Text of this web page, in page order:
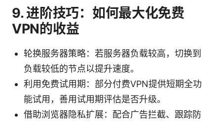
9. 进阶技巧：如何最大化免费
VPN的收益
轮换服务器策略：若服务器负载较高，切换到
负载较低的节点以提升速度。
利用免费试用期：部分付费VPN提供短期全功
能试用，善用试用期评估是否升级。
借助浏览器隐私扩展：配合广告拦截、跟踪防